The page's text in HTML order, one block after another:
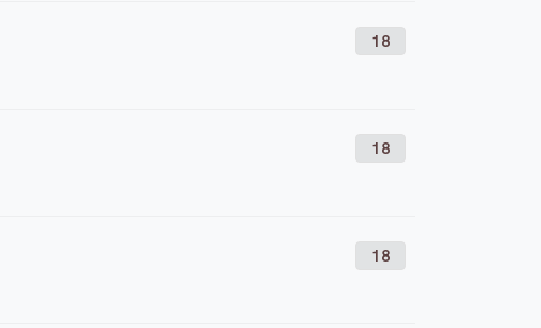
18
18
18